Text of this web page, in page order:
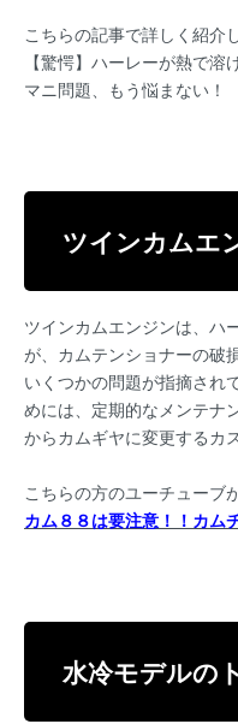
こちらの記事で詳しく紹介
【驚愕】ハーレーが熱で
マニ問題、もう悩まない！
ツインカムエ
ツインカムエンジンは、ハ
が、カムテンショナーの破
いくつかの問題が指摘され
めには、定期的なメンテナ
からカムギヤに変更するカ
こちらの方のユーチュー
カム８８は要注意！！カム
水冷モデルの